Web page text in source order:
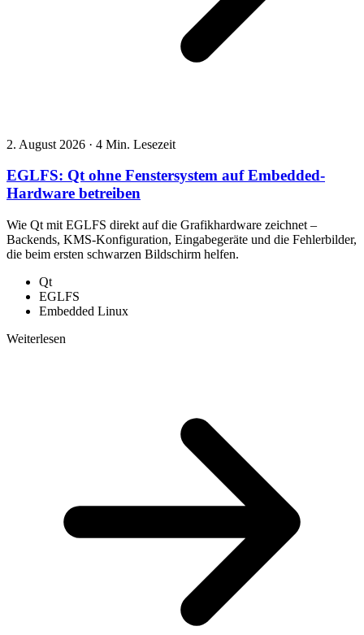
2. August 2026 · 4 Min. Lesezeit
EGLFS: Qt ohne Fenstersystem auf Embedded-
Hardware betreiben
Wie Qt mit EGLFS direkt auf die Grafikhardware zeichnet –
Backends, KMS-Konfiguration, Eingabegeräte und die Fehlerbilder,
die beim ersten schwarzen Bildschirm helfen.
Qt
EGLFS
Embedded Linux
Weiterlesen